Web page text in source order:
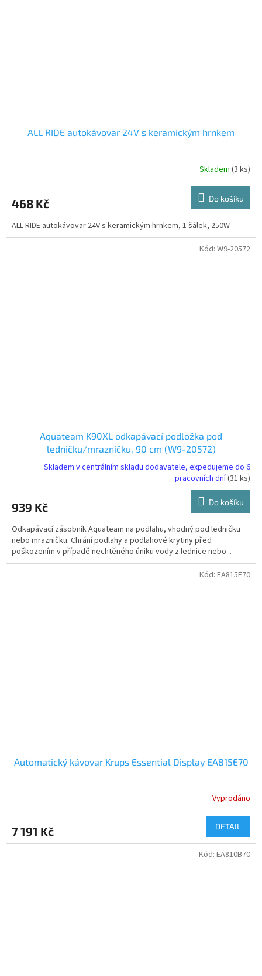
ALL RIDE autokávovar 24V s keramickým hrnkem
Skladem (3 ks)
468 Kč Do košíku
ALL RIDE autokávovar 24V s keramickým hrnkem, 1 šálek, 250W
Aquateam K90XL odkapávací podložka pod
ledničku/mrazničku, 90 cm (W9-20572)
Skladem v centrálním skladu dodavatele, expedujeme do 6
pracovních dní(31 ks)
939 Kč Do košíku
Odkapávací zásobník Aquateam na podlahu, vhodný pod ledničku
nebo mrazničku. Chrání podlahy a podlahové krytiny před
poškozením v případě nechtěného úniku vody z lednice nebo...
Kód: W9-20572
Automatický kávovar Krups Essential Display EA815E70
Vyprodáno
7 191 Kč DETAIL
Kód: EA815E70
Kód: EA810B70